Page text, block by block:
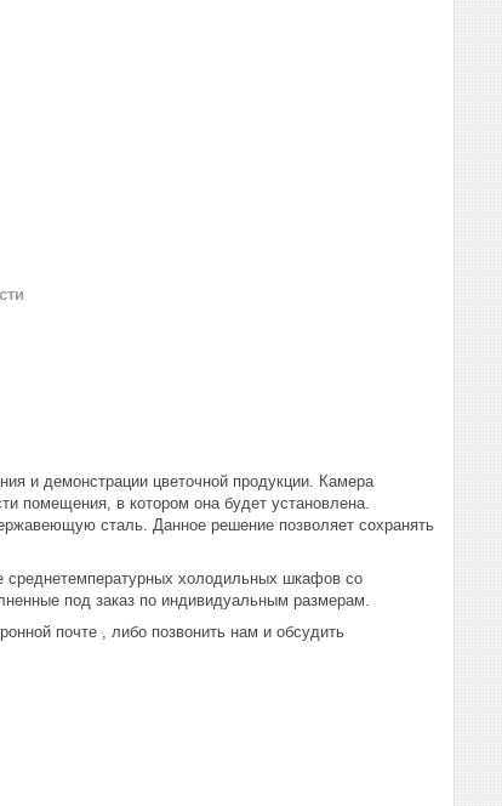
и демонстрации цветочной продукции. Камера
помещения, в котором она будет установлена.
сталь. Данное решение позволяет сохранять
среднетемпературных холодильных шкафов со
под заказ по индивидуальным размерам.
почте , либо позвонить нам и обсудить